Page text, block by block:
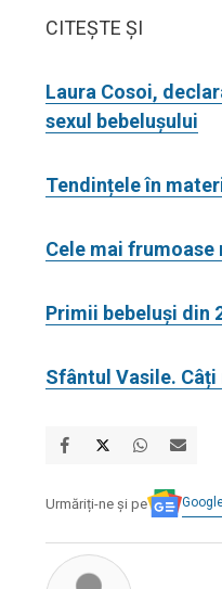
CITEȘTE ȘI
Laura Cosoi,
sexul bebelușului
Tendințele în
Cele mai
Primii bebeluși din
Sfântul Vasile.
Urmăriți-ne și pe